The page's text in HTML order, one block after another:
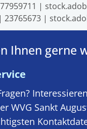
|
|
Ihnen gerne
WVG Sankt